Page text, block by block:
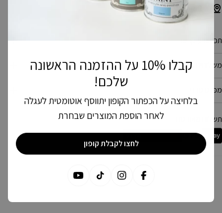
לרשימת סניפים
תכונות עיקריות
משלוחים והחזרות
מפרט טכני
תשלום מאובטח
אמצעי
תשלום
קבלו 10% על ההזמנה הראשונה
שלכם!
בלחיצה על הכפתור הקופון יתווסף אוטומטית לעגלה
לאחר הוספת המוצרים שבחרת
לחצו לקבלת קופון
פייסבוקאינסטגרםטיקטוקיוטיוב